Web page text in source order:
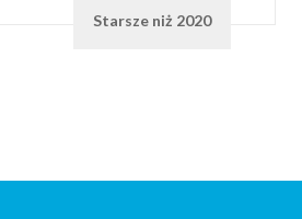
Starsze niż 2020